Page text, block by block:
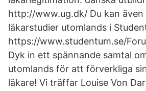
http://www.ug.dk/ Du kan även
läkarstudier utomlands i
https://www.studentum.se/
Dyk in ett spännande samtal
utomlands för att förverkliga
läkare! Vi träffar Louise Von